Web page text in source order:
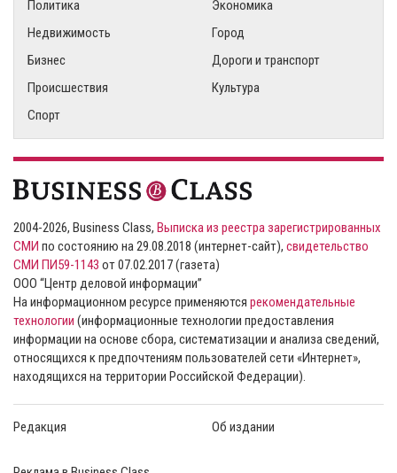
Политика
Экономика
Недвижимость
Город
Бизнес
Дороги и транспорт
Происшествия
Культура
Спорт
2004-2026, Business Class, Выписка из реестра зарегистрированных
СМИ по состоянию на 29.08.2018 (интернет-сайт), свидетельство
СМИ ПИ59-1143 от 07.02.2017 (газета)
ООО “Центр деловой информации”
На информационном ресурсе применяются рекомендательные
технологии (информационные технологии предоставления
информации на основе сбора, систематизации и анализа сведений,
относящихся к предпочтениям пользователей сети «Интернет»,
находящихся на территории Российской Федерации).
Редакция Об издании